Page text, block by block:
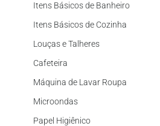
Itens Básicos de Banheiro
Itens Básicos de Cozinha
Louças e Talheres
Cafeteira
Máquina de Lavar Roupa
Microondas
Papel Higiênico